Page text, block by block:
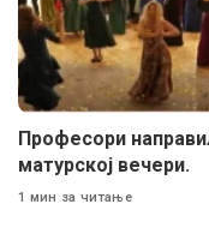
Професори
матурској вечери.
1 мин за читање